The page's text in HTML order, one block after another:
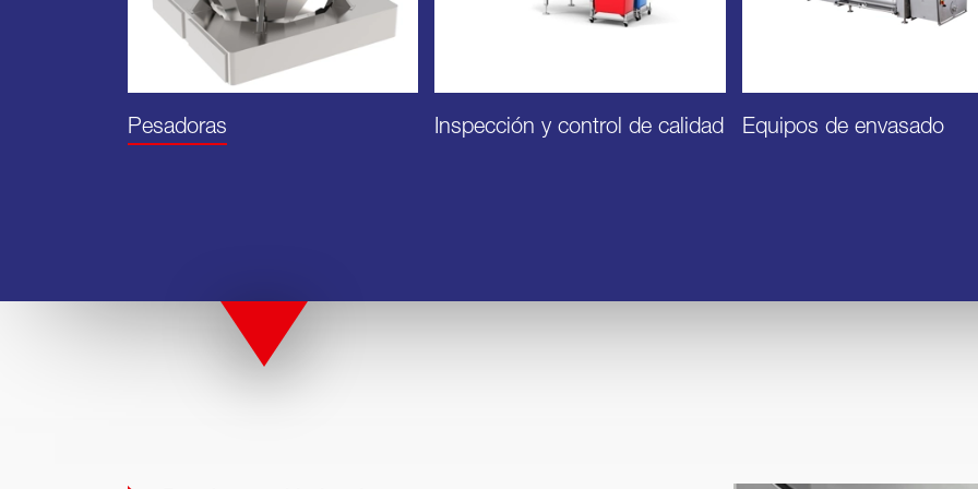
Pesadoras Inspección y control de calidad Equipos de envasado